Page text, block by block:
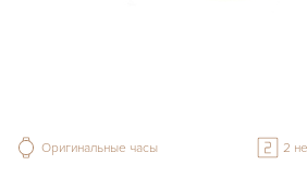
Оригинальные часы 2